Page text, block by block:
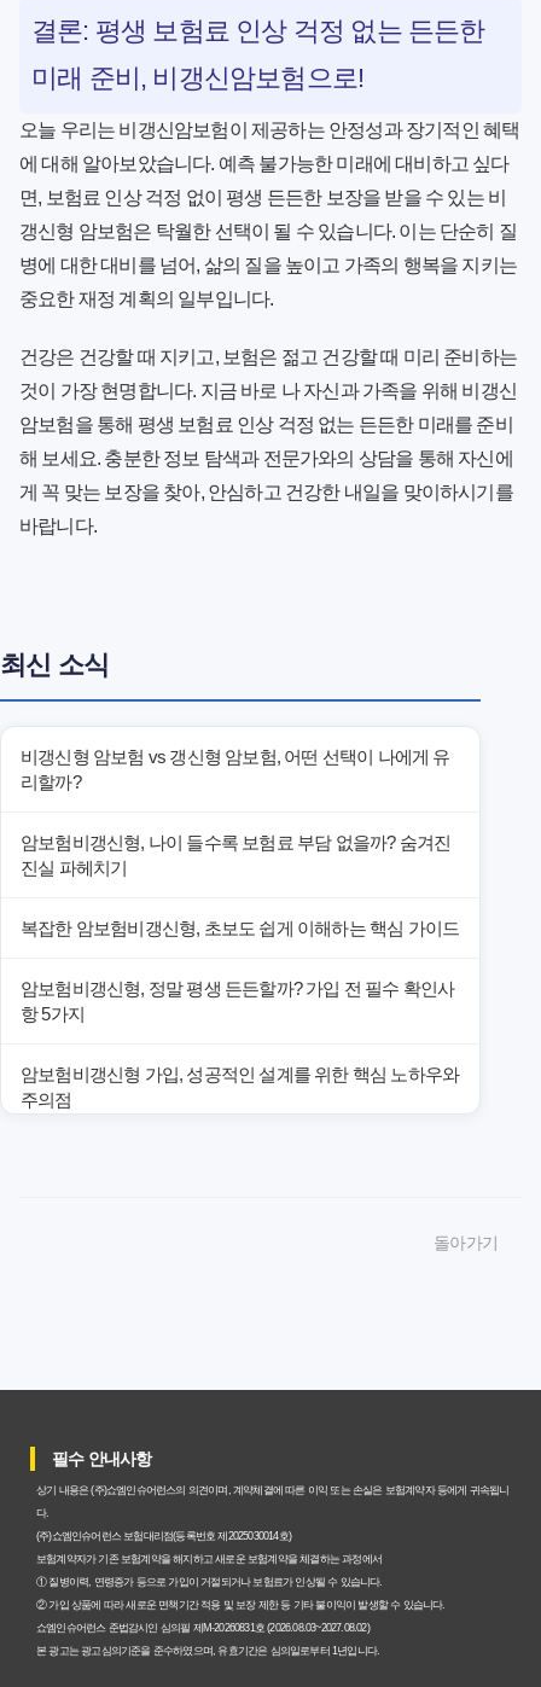
결론: 평생 보험료 인상 걱정 없는 든든한
미래 준비, 비갱신암보험으로!
오늘 우리는 비갱신암보험이 제공하는 안정성과 장기적인 혜택
에 대해 알아보았습니다. 예측 불가능한 미래에 대비하고 싶다
면, 보험료 인상 걱정 없이 평생 든든한 보장을 받을 수 있는 비
갱신형 암보험은 탁월한 선택이 될 수 있습니다. 이는 단순히 질
병에 대한 대비를 넘어, 삶의 질을 높이고 가족의 행복을 지키는
중요한 재정 계획의 일부입니다.
건강은 건강할 때 지키고, 보험은 젊고 건강할 때 미리 준비하는
것이 가장 현명합니다. 지금 바로 나 자신과 가족을 위해 비갱신
암보험을 통해 평생 보험료 인상 걱정 없는 든든한 미래를 준비
해 보세요. 충분한 정보 탐색과 전문가와의 상담을 통해 자신에
게 꼭 맞는 보장을 찾아, 안심하고 건강한 내일을 맞이하시기를
바랍니다.
최신 소식
비갱신형 암보험 vs 갱신형 암보험, 어떤 선택이 나에게 유
리할까?
암보험비갱신형, 나이 들수록 보험료 부담 없을까? 숨겨진
진실 파헤치기
복잡한 암보험비갱신형, 초보도 쉽게 이해하는 핵심 가이드
암보험비갱신형, 정말 평생 든든할까? 가입 전 필수 확인사
항 5가지
암보험비갱신형 가입, 성공적인 설계를 위한 핵심 노하우와
주의점
갱신형 암보험과 비갱신형, 어떤 차이가 있을까? 내게 맞는
암보험비갱신형, 평생 고정 보험료의 숨겨진 가치와 현명한
선택 기준
암보험 비갱신형, 왜 지금 선택해야 할까요? 미래 보험료 걱
정 끝내는 방법
갱신형 vs 비갱신형 암보험, 당신에게 더 유리한 선택은? 완
돌아가기
필수 안내사항
상기 내용은 (주)쇼엠인슈어런스의 의견이며, 계약체결에 따른 이익 또는 손실은 보험계약자 등에게 귀속됩니
다.
(주)쇼엠인슈어런스 보험대리점(등록번호 제2025030014호)
보험계약자가 기존 보험계약을 해지하고 새로운 보험계약을 체결하는 과정에서
① 질병이력, 연령증가 등으로 가입이 거절되거나 보험료가 인상될 수 있습니다.
② 가입 상품에 따라 새로운 면책기간 적용 및 보장 제한 등 기타 불이익이 발생할 수 있습니다.
쇼엠인슈어런스 준법감시인 심의필 제M-20260831호 (2026.08.03~2027.08.02)
본 광고는 광고심의기준을 준수하였으며, 유효기간은 심의일로부터 1년입니다.